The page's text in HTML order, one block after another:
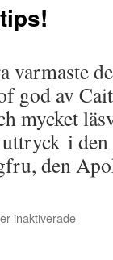
varmaste
god av
mycket
i den
den
inaktiveradeför